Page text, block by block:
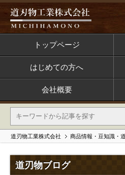
トップページ
はじめての方へ
会社概要
道刃物工業株式会社 商品情報・豆知識・
道刃物ブログ